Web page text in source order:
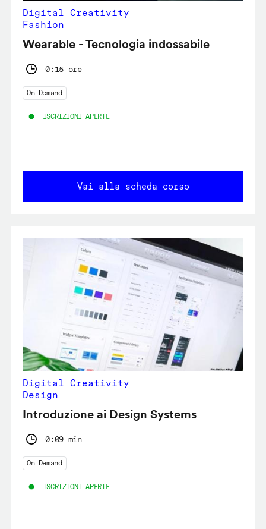
Digital Creativity
Fashion
Wearable - Tecnologia indossabile
0:15 ore
On Demand
ISCRIZIONI APERTE
Vai alla scheda corso
Digital Creativity
Design
Introduzione ai Design Systems
0:09 min
On Demand
ISCRIZIONI APERTE